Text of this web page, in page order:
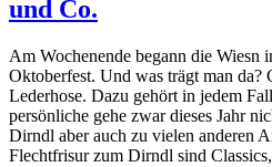
und Co.
Am Wochenende begann die Wiesn
Oktoberfest. Und was trägt man da?
Lederhose. Dazu gehört in jedem
persönliche gehe zwar dieses Jahr
Dirndl aber auch zu vielen anderen
Flechtfrisur zum Dirndl sind